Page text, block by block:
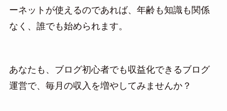
ーネットが使えるのであれば、年齢も知識も関係
なく、誰でも始められます。
あなたも、ブログ初心者でも収益化できるブログ
運営で、毎月の収入を増やしてみませんか？